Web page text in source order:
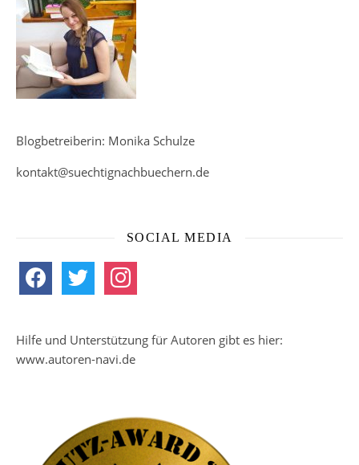
Blogbetreiberin: Monika Schulze
kontakt@suechtignachbuechern.de
SOCIAL MEDIA
facebook twitter instagram
Hilfe und Unterstützung für Autoren gibt es hier:
www.autoren-navi.de